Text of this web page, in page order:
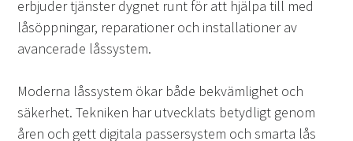
erbjuder tjänster dygnet runt för att hjälpa till med
låsöppningar, reparationer och installationer av
avancerade låssystem.
Moderna låssystem ökar både bekvämlighet och
säkerhet. Tekniken har utvecklats betydligt genom
åren och gett digitala passersystem och smarta lås